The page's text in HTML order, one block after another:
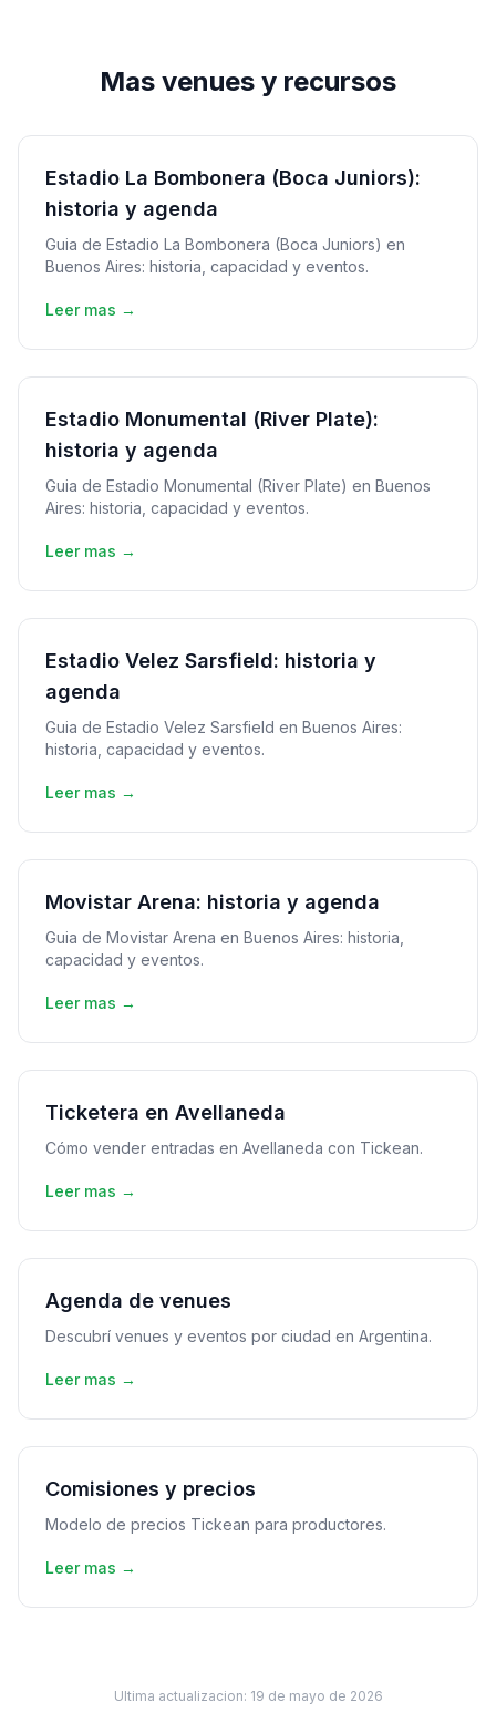
Mas venues y recursos
Estadio La Bombonera (Boca Juniors):
historia y agenda
Guia de Estadio La Bombonera (Boca Juniors) en
Buenos Aires: historia, capacidad y eventos.
Leer mas →
Estadio Monumental (River Plate):
historia y agenda
Guia de Estadio Monumental (River Plate) en Buenos
Aires: historia, capacidad y eventos.
Leer mas →
Estadio Velez Sarsfield: historia y
agenda
Guia de Estadio Velez Sarsfield en Buenos Aires:
historia, capacidad y eventos.
Leer mas →
Movistar Arena: historia y agenda
Guia de Movistar Arena en Buenos Aires: historia,
capacidad y eventos.
Leer mas →
Ticketera en Avellaneda
Cómo vender entradas en Avellaneda con Tickean.
Leer mas →
Agenda de venues
Descubrí venues y eventos por ciudad en Argentina.
Leer mas →
Comisiones y precios
Modelo de precios Tickean para productores.
Leer mas →
Ultima actualizacion: 19 de mayo de 2026